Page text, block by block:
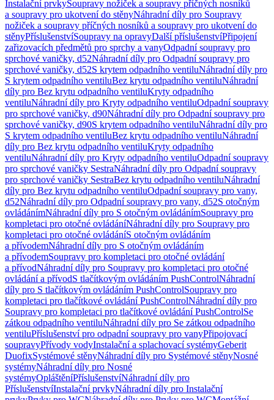
Instalační prvkySoupravy nožiček a soupravy příčných nosníků
a soupravy pro ukotvení do stěnyNáhradní díly pro Soupravy
nožiček a soupravy příčných nosníků a soupravy pro ukotvení do
stěnyPříslušenstvíSoupravy na opravyDalší příslušenstvíPřipojení
zařizovacích předmětů pro sprchy a vanyOdpadní soupravy pro
sprchové vaničky, d52Náhradní díly pro Odpadní soupravy pro
sprchové vaničky, d52S krytem odpadního ventiluNáhradní díly pro
S krytem odpadního ventiluBez krytu odpadního ventiluNáhradní
díly pro Bez krytu odpadního ventiluKryty odpadního
ventiluNáhradní díly pro Kryty odpadního ventiluOdpadní soupravy
pro sprchové vaničky, d90Náhradní díly pro Odpadní soupravy pro
sprchové vaničky, d90S krytem odpadního ventiluNáhradní díly pro
S krytem odpadního ventiluBez krytu odpadního ventiluNáhradní
díly pro Bez krytu odpadního ventiluKryty odpadního
ventiluNáhradní díly pro Kryty odpadního ventiluOdpadní soupravy
pro sprchové vaničky SestraNáhradní díly pro Odpadní soupravy
pro sprchové vaničky SestraBez krytu odpadního ventiluNáhradní
díly pro Bez krytu odpadního ventiluOdpadní soupravy pro vany,
d52Náhradní díly pro Odpadní soupravy pro vany, d52S otočným
ovládánímNáhradní díly pro S otočným ovládánímSoupravy pro
kompletaci pro otočné ovládáníNáhradní díly pro Soupravy pro
kompletaci pro otočné ovládáníS otočným ovládáním
a přívodemNáhradní díly pro S otočným ovládáním
a přívodemSoupravy pro kompletaci pro otočné ovládání
a přívodNáhradní díly pro Soupravy pro kompletaci pro otočné
ovládání a přívodS tlačítkovým ovládáním PushControlNáhradní
díly pro S tlačítkovým ovládáním PushControlSoupravy pro
kompletaci pro tlačítkové ovládání PushControlNáhradní díly pro
Soupravy pro kompletaci pro tlačítkové ovládání PushControlSe
zátkou odpadního ventiluNáhradní díly pro Se zátkou odpadního
ventiluPříslušenství pro odpadní soupravy pro vanyPřipojovací
soupravyPřívody vodyInstalační a splachovací systémyGeberit
DuofixSystémové stěnyNáhradní díly pro Systémové stěnyNosné
systémyNáhradní díly pro Nosné
systémyOpláštěníPříslušenstvíNáhradní díly pro
PříslušenstvíInstalační prvkyNáhradní díly pro Instalační